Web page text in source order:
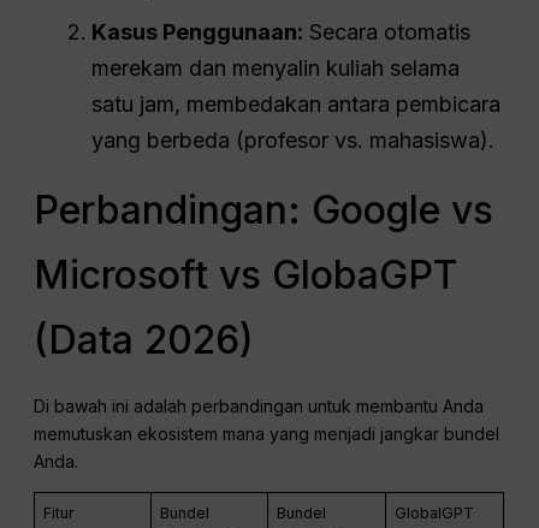
Kasus Penggunaan: Secara otomatis
merekam dan menyalin kuliah selama
satu jam, membedakan antara pembicara
yang berbeda (profesor vs. mahasiswa).
Perbandingan: Google vs
Microsoft vs GlobaGPT
(Data 2026)
Di bawah ini adalah perbandingan untuk membantu Anda
memutuskan ekosistem mana yang menjadi jangkar bundel
Anda.
Fitur
Bundel
Bundel
GlobalGPT